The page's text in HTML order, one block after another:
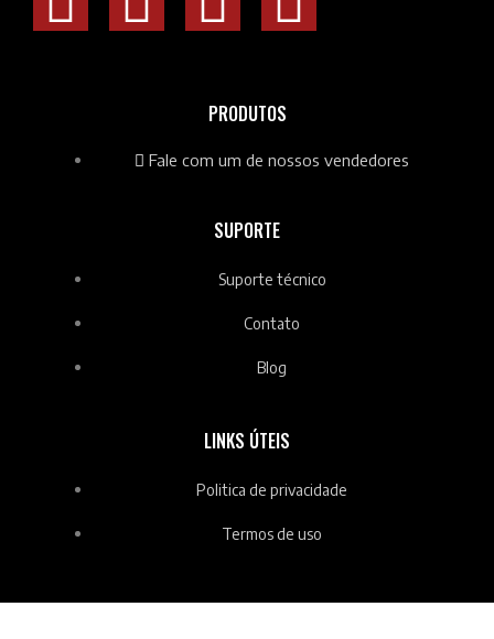
PRODUTOS
Fale com um de nossos vendedores
SUPORTE
Suporte técnico
Contato
Blog
LINKS ÚTEIS
Politica de privacidade
Termos de uso